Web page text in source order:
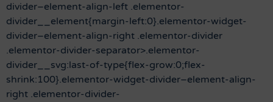
divider–element-align-left .elementor-
divider__element{margin-left:0}.elementor-widget-
divider–element-align-right .elementor-divider
.elementor-divider-separator>.elementor-
divider__svg:last-of-type{flex-grow:0;flex-
shrink:100}.elementor-widget-divider–element-align-
right .elementor-divider-